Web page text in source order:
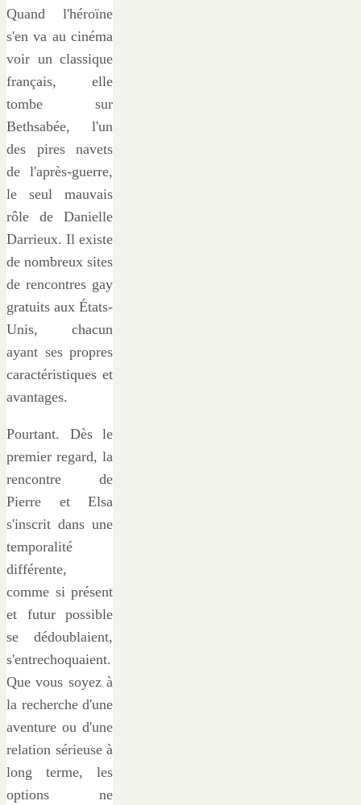
Quand l'héroïne
s'en va au cinéma
voir un classique
français, elle
tombe sur
Bethsabée, l'un
des pires navets
de l'après-guerre,
le seul mauvais
rôle de Danielle
Darrieux. Il existe
de nombreux sites
de rencontres gay
gratuits aux États-
Unis, chacun
ayant ses propres
caractéristiques et
avantages.
Pourtant. Dès le
premier regard, la
rencontre de
Pierre et Elsa
s'inscrit dans une
temporalité
différente,
comme si présent
et futur possible
se dédoublaient,
s'entrechoquaient.
Que vous soyez à
la recherche d'une
aventure ou d'une
relation sérieuse à
long terme, les
options ne